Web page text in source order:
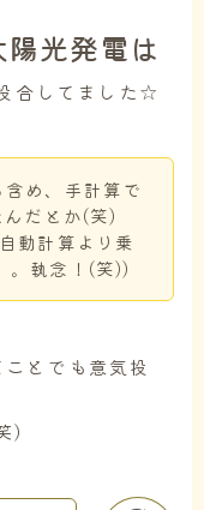
陽光発電は
合してました☆
め、手計算で
だとか(笑)
動計算より乗
。執念！(笑))
とでも意気投
)